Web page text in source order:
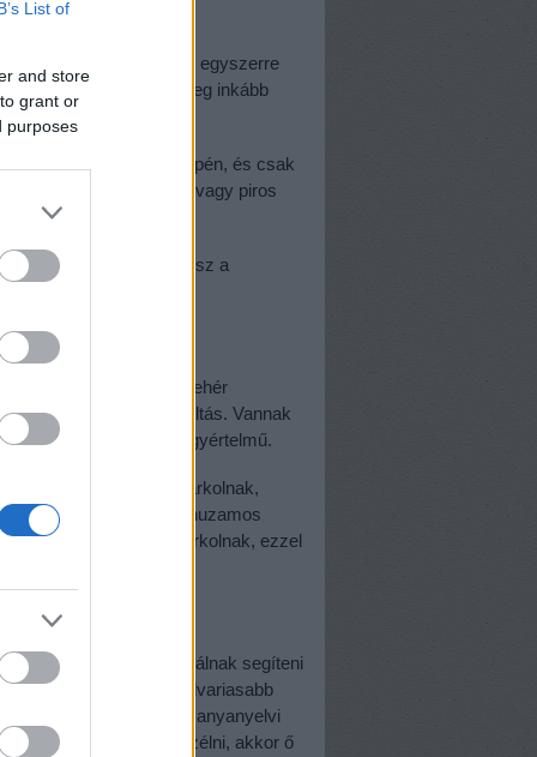
List of
and store
grant or
purposes
ahol a szembe sávok egyszerre
A balra fordulók, meg inkább
ott ragadnak az út közepén, és csak
haladók elfogytak (vagy piros
megtermett csuklós busz a
tilos táblácska. Kis fehér
és után érvényes-e a tiltás. Vannak
furcsa, de legalább egyértelmű.
is használják ezt, és parkolnak,
található olyan, párhuzamos
mind a két oldalon parkolnak, ezzel
jószándékát, hogy próbálnak segíteni
és a létező legudvariasabb
a németed koránt sem anyanyelvi
lassabban beszélni, akkor ő